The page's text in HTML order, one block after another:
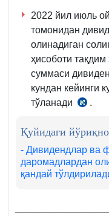
2022 йил июль
томонидан
олинадиган
ҳисоботи тақдим
суммаси
кундан кейинги
тўланади
СК
м.
5–
6-
қ.
.
Қуйидаги
- Дивидендлар ва
даромадлардан
қандай